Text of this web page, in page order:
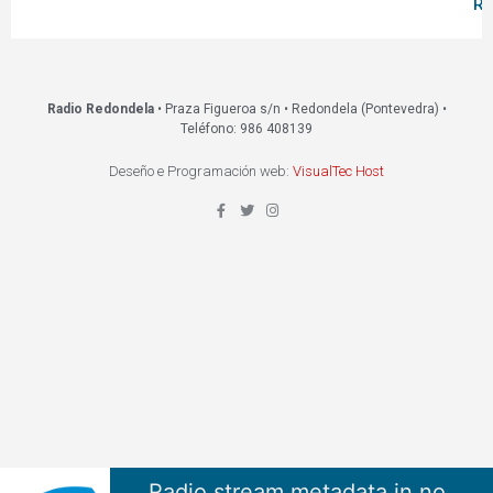
Radio Redondela• Praza Figueroa s/n • Redondela (Pontevedra) •
Teléfono: 986 408139
Deseño e Programación web: VisualTec Host